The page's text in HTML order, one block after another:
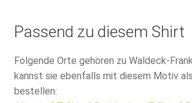
Passend zu diesem Shirt
Folgende Orte gehören zu Waldeck-
kannst sie ebenfalls mit diesem Motiv
bestellen: